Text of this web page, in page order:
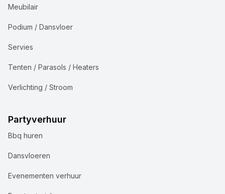
Meubilair
Podium / Dansvloer
Servies
Tenten / Parasols / Heaters
Verlichting / Stroom
Partyverhuur
Bbq huren
Dansvloeren
Evenementen verhuur